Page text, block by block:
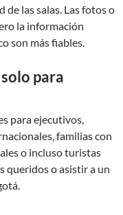
las salas. Las fotos o
la información
son más fiables.
para
para ejecutivos,
familias con
o incluso turistas
queridos o asistir a un